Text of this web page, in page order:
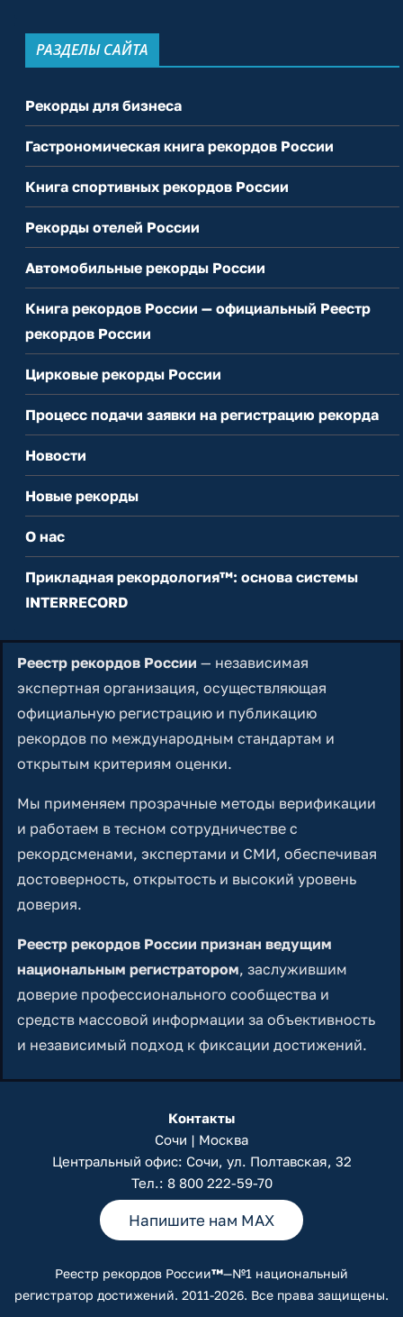
РАЗДЕЛЫ САЙТА
Рекорды для бизнеса
Гастрономическая книга рекордов России
Книга спортивных рекордов России
Рекорды отелей России
Автомобильные рекорды России
Книга рекордов России — официальный Реестр
рекордов России
Цирковые рекорды России
Процесс подачи заявки на регистрацию рекорда
Новости
Новые рекорды
О нас
Прикладная рекордология™: основа системы
INTERRECORD
Реестр рекордов России — независимая
экспертная организация, осуществляющая
официальную регистрацию и публикацию
рекордов по международным стандартам и
открытым критериям оценки.
Мы применяем прозрачные методы верификации
и работаем в тесном сотрудничестве с
рекордсменами, экспертами и СМИ, обеспечивая
достоверность, открытость и высокий уровень
доверия.
Реестр рекордов России признан ведущим
национальным регистратором, заслужившим
доверие профессионального сообщества и
средств массовой информации за объективность
и независимый подход к фиксации достижений.
Контакты
Сочи | Москва
Центральный офис: Сочи, ул. Полтавская, 32
Тел.: 8 800 222-59-70
Напишите нам MAX
Реестр рекордов России™—№1 национальный
регистратор достижений. 2011-2026. Все права защищены.